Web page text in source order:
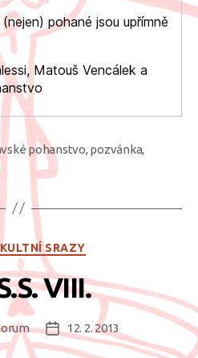
pohané jsou upřímně
Matouš Vencálek a
pohanstvo, pozvánka,
RubrikySRAZY
VIII.
Datum
příspěvku
12. 2. 2013